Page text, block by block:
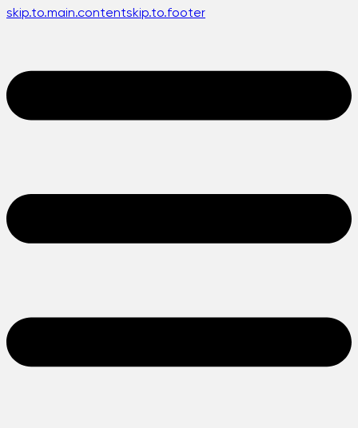
skip.to.main.contentskip.to.footer